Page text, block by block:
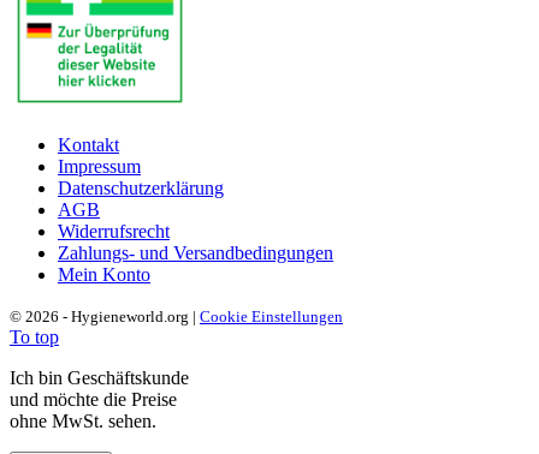
Kontakt
Impressum
Datenschutzerklärung
AGB
Widerrufsrecht
Zahlungs- und Versandbedingungen
Mein Konto
© 2026 - Hygieneworld.org | Cookie Einstellungen
To top
Ich bin Geschäftskunde
und möchte die Preise
ohne MwSt. sehen.